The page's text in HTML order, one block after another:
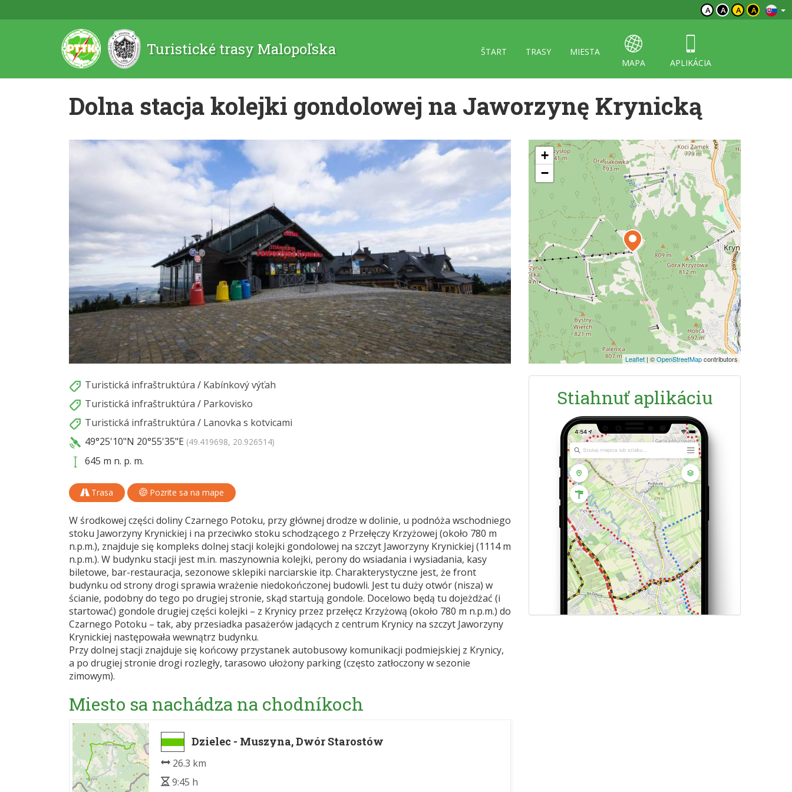
A A A A
Turistické trasy Malopoľska ŠTART TRASY
MIESTA
MAPA
APLIKÁCIA
Dolna stacja kolejki gondolowej na Jaworzynę Krynicką
Turistická infraštruktúra / Kabínkový výťah
Turistická infraštruktúra / Parkovisko
Turistická infraštruktúra / Lanovka s kotvicami
49°25'10"N 20°55'35"E (49.419698, 20.926514)
645 m n. p. m.
Trasa Pozrite sa na mape
W środkowej części doliny Czarnego Potoku, przy głównej drodze w dolinie, u podnóża wschodniego
stoku Jaworzyny Krynickiej i na przeciwko stoku schodzącego z Przełęczy Krzyżowej (około 780 m
n.p.m.), znajduje się kompleks dolnej stacji kolejki gondolowej na szczyt Jaworzyny Krynickiej (1114 m
n.p.m.). W budynku stacji jest m.in. maszynownia kolejki, perony do wsiadania i wysiadania, kasy
biletowe, bar-restauracja, sezonowe sklepiki narciarskie itp. Charakterystyczne jest, że front
budynku od strony drogi sprawia wrażenie niedokończonej budowli. Jest tu duży otwór (nisza) w
ścianie, podobny do tego po drugiej stronie, skąd startują gondole. Docelowo będą tu dojeżdżać (i
startować) gondole drugiej części kolejki – z Krynicy przez przełęcz Krzyżową (około 780 m n.p.m.) do
Czarnego Potoku – tak, aby przesiadka pasażerów jadących z centrum Krynicy na szczyt Jaworzyny
Krynickiej następowała wewnątrz budynku.
Przy dolnej stacji znajduje się końcowy przystanek autobusowy komunikacji podmiejskiej z Krynicy,
a po drugiej stronie drogi rozległy, tarasowo ułożony parking (często zatłoczony w sezonie
zimowym).
Miesto sa nachádza na chodníkoch
Dzielec - Muszyna, Dwór Starostów
26.3 km
9:45 h
+
−
Leaflet | ©OpenStreetMapcontributors
Stiahnuť aplikáciu